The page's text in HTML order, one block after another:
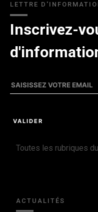
LETTRE
Inscrivez-
Toutes les rubriques
ACTUALITÉS